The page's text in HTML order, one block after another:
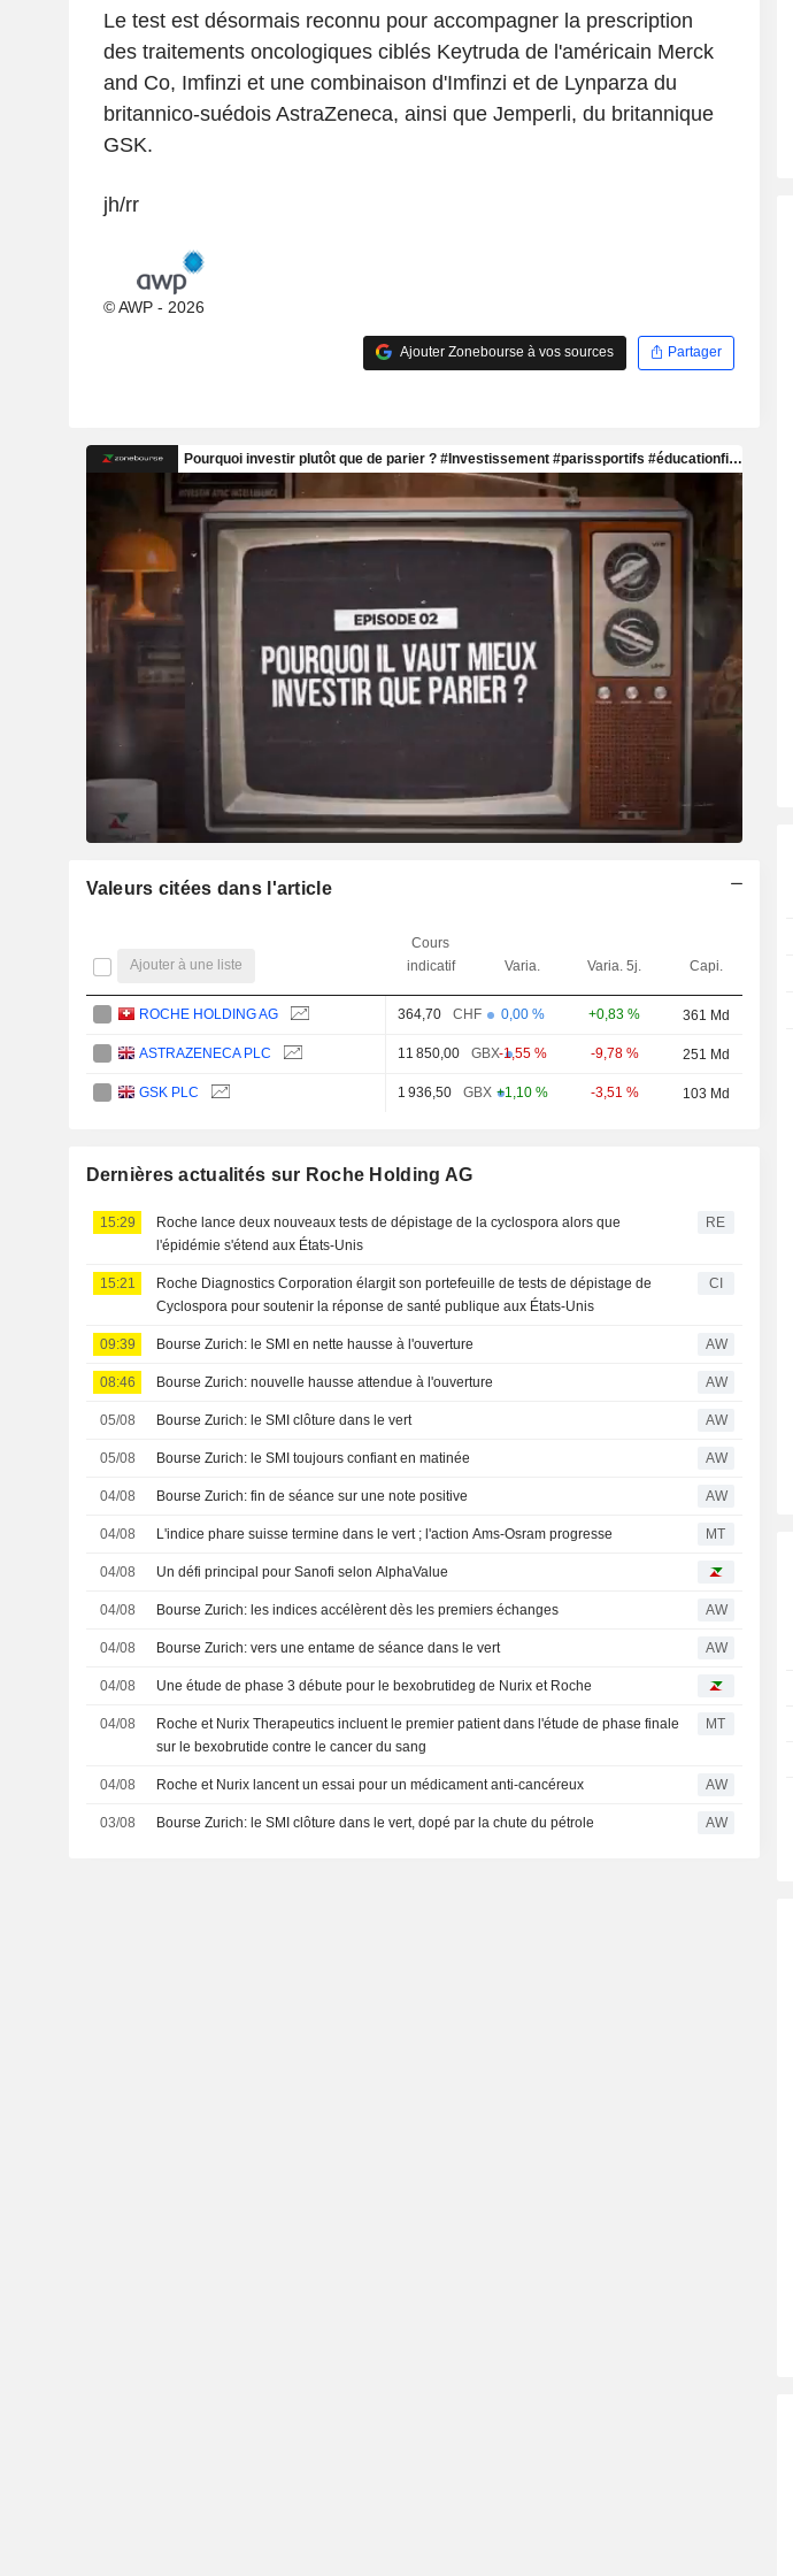
Le test est désormais reconnu pour accompagner la prescription
des traitements oncologiques ciblés Keytruda de l'américain Merck
and Co, Imfinzi et une combinaison d'Imfinzi et de Lynparza du
britannico-suédois AstraZeneca, ainsi que Jemperli, du britannique
GSK.
jh/rr
© AWP - 2026
Ajouter Zonebourse à vos sources Partager
Valeurs citées dans l'article
Ajouter à une liste
Cours
indicatif
Varia. Varia. 5j. Capi.
ROCHE HOLDING AG 364,70 CHF 0,00 % +0,83 % 361 Md
ASTRAZENECA PLC 11 850,00 GBX-1,55 % -9,78 % 251 Md
GSK PLC 1 936,50 GBX +1,10 % -3,51 % 103 Md
Dernières actualités sur Roche Holding AG
15:29
Roche lance deux nouveaux tests de dépistage de la cyclospora alors que
l'épidémie s'étend aux États-Unis
RE
15:21
Roche Diagnostics Corporation élargit son portefeuille de tests de dépistage de
Cyclospora pour soutenir la réponse de santé publique aux États-Unis
CI
09:39 Bourse Zurich: le SMI en nette hausse à l'ouverture AW
08:46 Bourse Zurich: nouvelle hausse attendue à l'ouverture AW
05/08 Bourse Zurich: le SMI clôture dans le vert AW
05/08 Bourse Zurich: le SMI toujours confiant en matinée AW
04/08 Bourse Zurich: fin de séance sur une note positive AW
04/08 L'indice phare suisse termine dans le vert ; l'action Ams-Osram progresse MT
04/08 Un défi principal pour Sanofi selon AlphaValue
04/08 Bourse Zurich: les indices accélèrent dès les premiers échanges AW
04/08 Bourse Zurich: vers une entame de séance dans le vert AW
04/08 Une étude de phase 3 débute pour le bexobrutideg de Nurix et Roche
04/08
Roche et Nurix Therapeutics incluent le premier patient dans l'étude de phase finale
sur le bexobrutide contre le cancer du sang
MT
04/08 Roche et Nurix lancent un essai pour un médicament anti-cancéreux AW
03/08 Bourse Zurich: le SMI clôture dans le vert, dopé par la chute du pétrole AW